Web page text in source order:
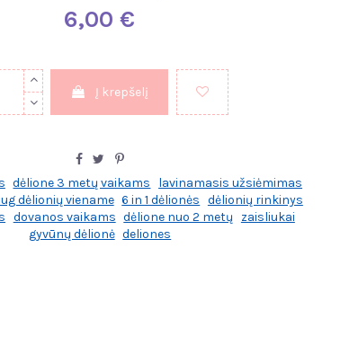
6,00 €
Į krepšelį
dėlione 3 metų vaikams
lavinamasis užsiėmimas
dėlionių viename 6 in 1 dėlionės dėlionių rinkinys
dovanos vaikams dėlione nuo 2 metų
zaisliukai
gyvūnų dėlionė deliones